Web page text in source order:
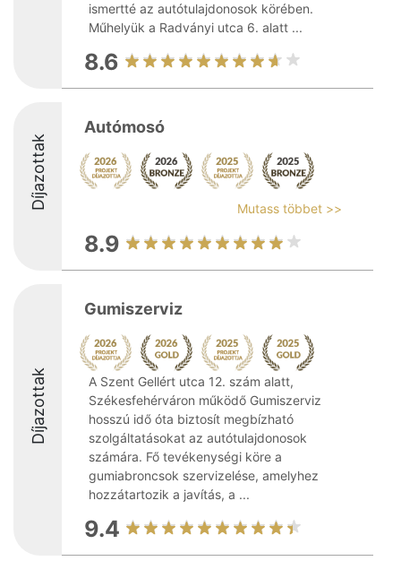
ismertté az autótulajdonosok körében.
Műhelyük a Radványi utca 6. alatt ...
8.6
Díjazottak
Autómosó
Mutass többet >>
8.9
Díjazottak
Gumiszerviz
A Szent Gellért utca 12. szám alatt,
Székesfehérváron működő Gumiszerviz
hosszú idő óta biztosít megbízható
szolgáltatásokat az autótulajdonosok
számára. Fő tevékenységi köre a
gumiabroncsok szervizelése, amelyhez
hozzátartozik a javítás, a ...
9.4